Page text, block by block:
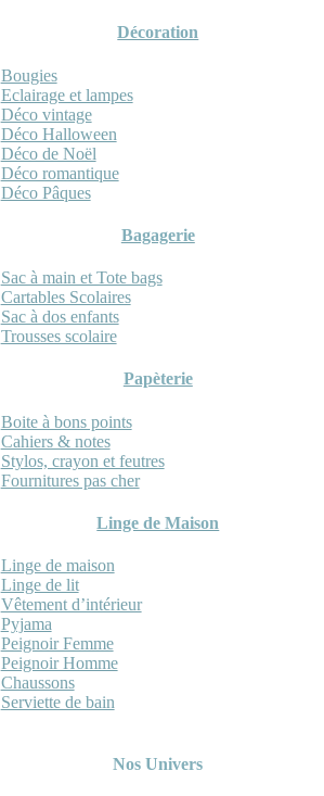
Décoration
Bougies
Eclairage et lampes
Déco vintage
Déco Halloween
Déco de Noël
Déco romantique
Déco Pâques
Bagagerie
Sac à main et Tote bags
Cartables Scolaires
Sac à dos enfants
Trousses scolaire
Papèterie
Boite à bons points
Cahiers & notes
Stylos, crayon et feutres
Fournitures pas cher
Linge de Maison
Linge de maison
Linge de lit
Vêtement d’intérieur
Pyjama
Peignoir Femme
Peignoir Homme
Chaussons
Serviette de bain
Nos Univers